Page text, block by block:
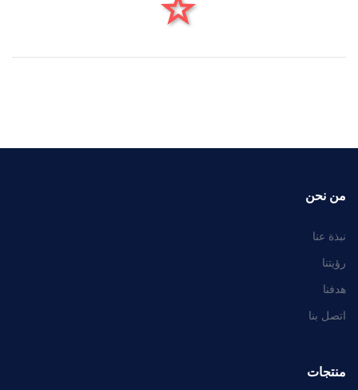
من نحن
نبذة عنا
رؤيتنا
هدفنا
اتصل بنا
منتجات